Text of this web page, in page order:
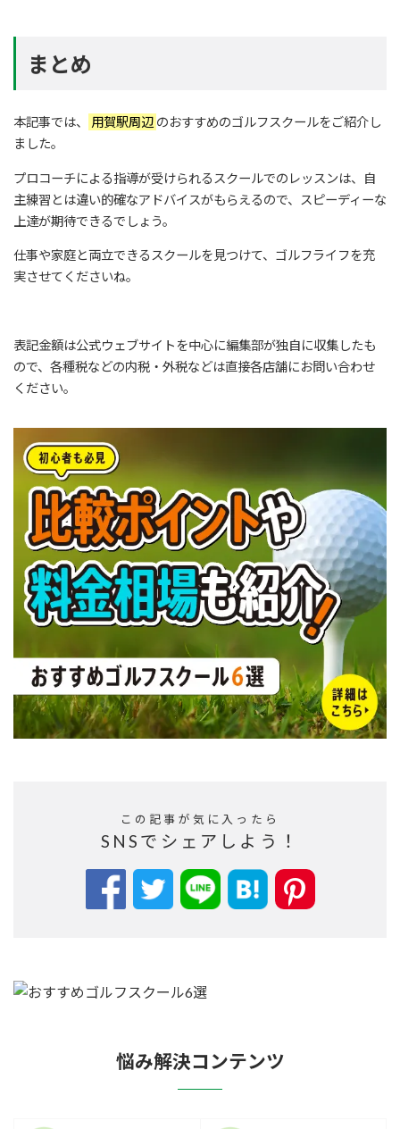
まとめ
本記事では、 用賀駅周辺 のおすすめのゴルフスクールをご紹介し
ました。
プロコーチによる指導が受けられるスクールでのレッスンは、自
主練習とは違い的確なアドバイスがもらえるので、スピーディーな
上達が期待できるでしょう。
仕事や家庭と両立できるスクールを見つけて、ゴルフライフを充
実させてくださいね。
表記金額は公式ウェブサイトを中心に編集部が独自に収集したも
ので、各種税などの内税・外税などは直接各店舗にお問い合わせ
ください。
この記事が気に入ったら
SNSでシェアしよう！
悩み解決コンテンツ